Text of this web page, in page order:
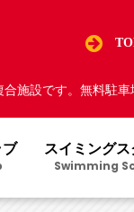
施設です。無料駐車
スイミング
Swimming